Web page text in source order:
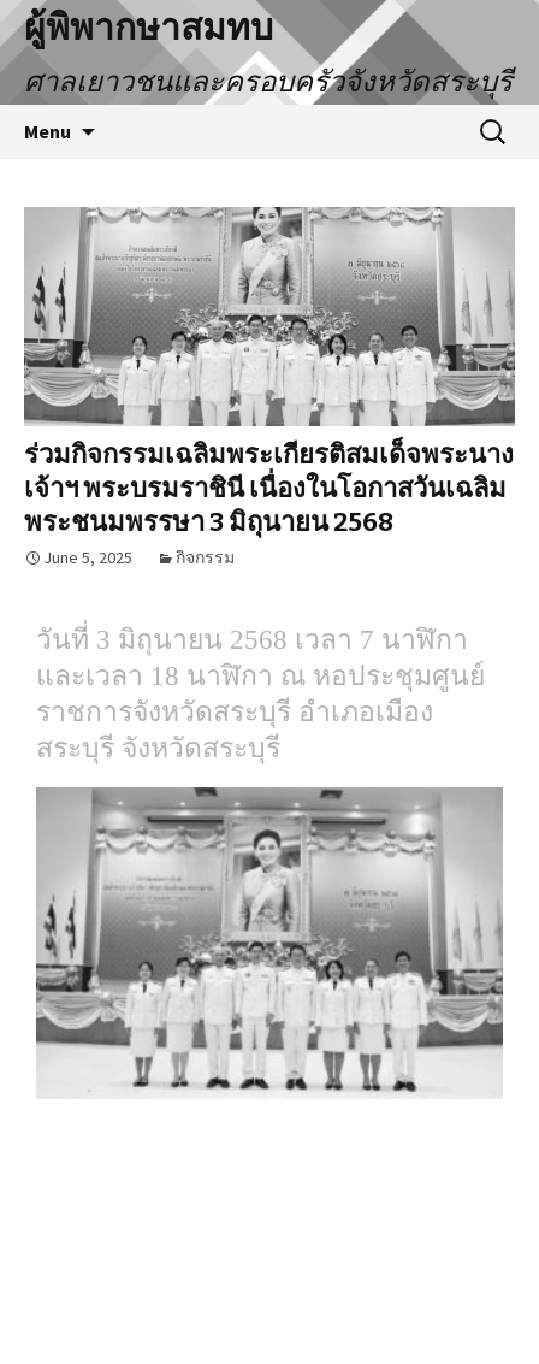
ผู้พิพากษาสมทบ
ศาลเยาวชนและครอบครัวจังหวัดสระบุรี
Menu
ร่วมกิจกรรมเฉลิมพระเกียรติสมเด็จพระนาง
เจ้าฯ พระบรมราชินี เนื่องในโอกาสวันเฉลิม
พระชนมพรรษา 3 มิถุนายน 2568
June 5, 2025 กิจกรรม
วันที่ 3 มิถุนายน 2568 เวลา 7 นาฬิกา
และเวลา 18 นาฬิกา ณ หอประชุมศูนย์
ราชการจังหวัดสระบุรี อำเภอเมือง
สระบุรี จังหวัดสระบุรี